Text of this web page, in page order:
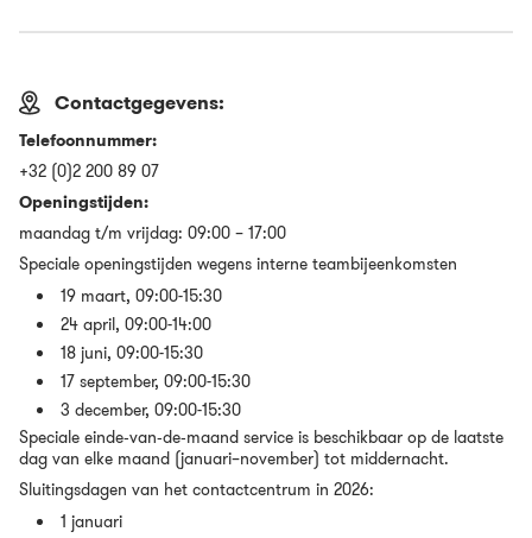
Contactgegevens:
Telefoonnummer:
+32 (0)2 200 89 07
Openingstijden:
maandag t/m vrijdag: 09:00 – 17:00
Speciale openingstijden wegens interne teambijeenkomsten
19 maart, 09:00-15:30
24 april, 09:00-14:00
18 juni, 09:00-15:30
17 september, 09:00-15:30
3 december, 09:00-15:30
Speciale einde‑van‑de‑maand service is beschikbaar op de laatste
dag van elke maand (januari–november) tot middernacht.
Sluitingsdagen van het contactcentrum in 2026:
1 januari